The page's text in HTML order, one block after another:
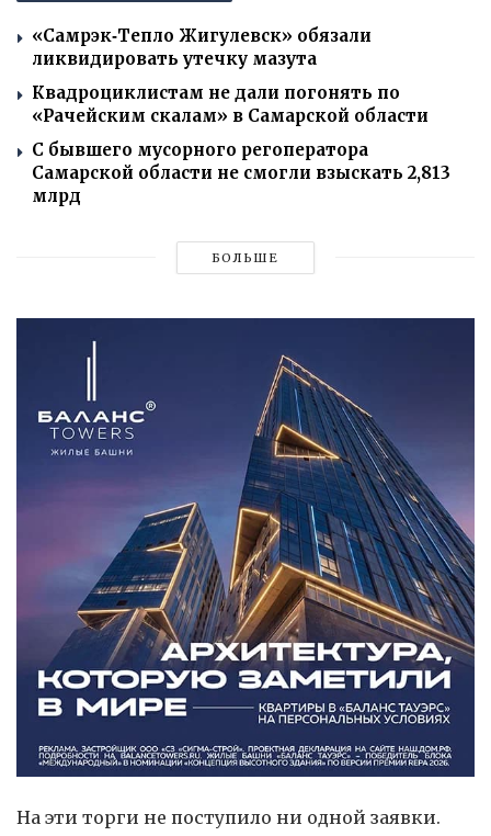
«Самрэк‑Тепло Жигулевск» обязали
ликвидировать утечку мазута
Квадроциклистам не дали погонять по
«Рачейским скалам» в Самарской области
С бывшего мусорного регоператора
Самарской области не смогли взыскать 2,813
млрд
БОЛЬШЕ
На эти торги не поступило ни одной заявки.